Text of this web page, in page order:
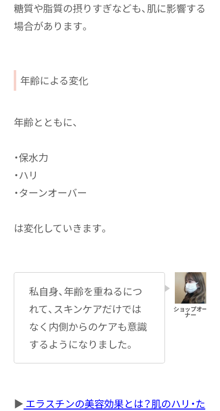
糖質や脂質の摂りすぎなども、肌に影響する
場合があります。
年齢による変化
年齢とともに、
・保水力
・ハリ
・ターンオーバー
は変化していきます。
私自身、年齢を重ねるにつ
れて、スキンケアだけでは
なく内側からのケアも意識
するようになりました。
▶ エラスチンの美容効果とは？肌のハリ・た